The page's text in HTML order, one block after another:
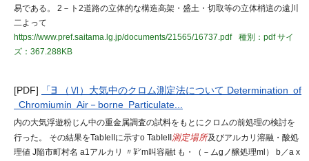
易である。 2－ト2道路の立体的な構造高架・盛土・切取等の立体梢這の遠川
二よって
https://www.pref.saitama.lg.jp/documents/21565/16737.pdf
種別：pdfサイ
ズ：367.288KB
[PDF]
「∃ （Ⅵ）大気中のクロム測定法について Determination of
Chromiumin Air－borne Particulate...
内の大気浮遊粉じん中の重金属調査の試料をもとにクロムの前処理の検討を
行った。 その結果をTabIeIIに示すo TabIeII 測定場所及びアルカリ溶融・酸処
理値 J陥市町村名 a1アルカリ 〃㌢m叫容融t も・（－ムgノ醸処理ml） b／a x